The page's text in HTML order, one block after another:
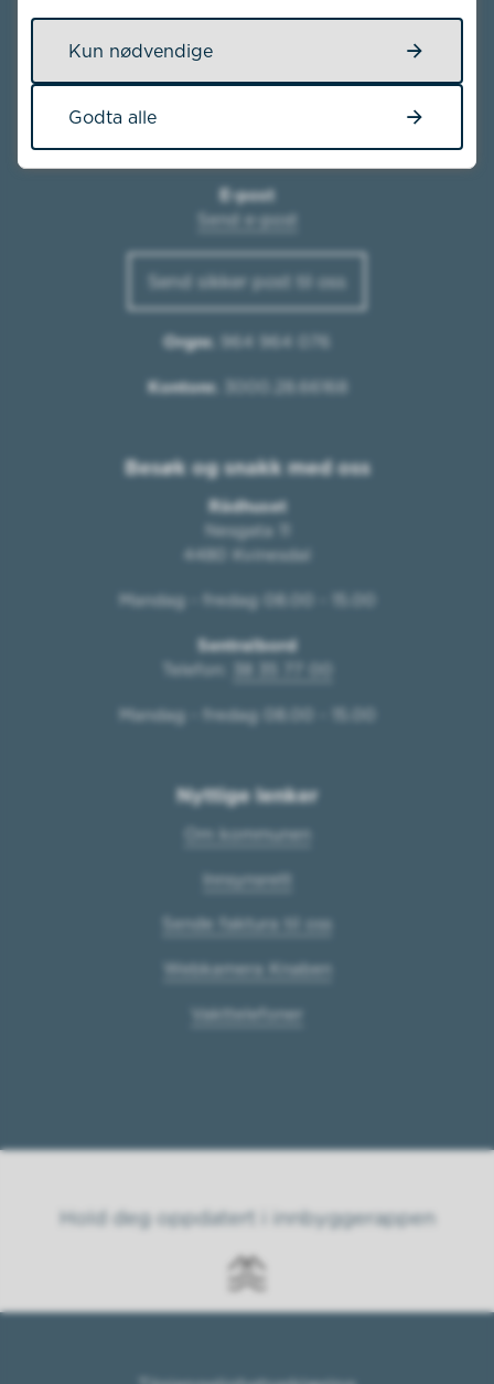
Skriv til oss
4480 Kvinesdal
E-post
Send e-post
Send sikker post til oss
Orgnr. 964 964 076
Kontonr. 3000.28.66168
Besøk og snakk med oss
Rådhuset
Nesgata 11
4480 Kvinesdal
Mandag - fredag 08.00 - 15.00
Sentralbord
Telefon:
38 35 77 00
Mandag - fredag 08.00 - 15.00
Nyttige lenker
Om kommunen
Innsynsrett
Sende faktura til oss
Webkamera Knaben
Vakttelefoner
Hold deg oppdatert i innbyggerappen
Kun nødvendige
Godta alle